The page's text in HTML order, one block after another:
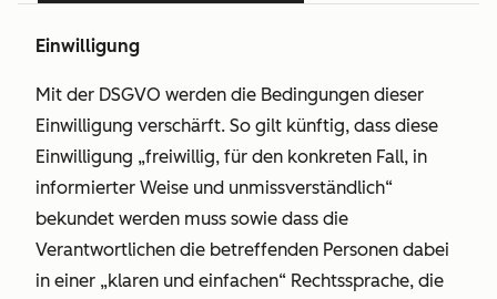
Einwilligung
Mit der DSGVO werden die Bedingungen dieser
Einwilligung verschärft. So gilt künftig, dass diese
Einwilligung „freiwillig, für den konkreten Fall, in
informierter Weise und unmissverständlich“
bekundet werden muss sowie dass die
Verantwortlichen die betreffenden Personen dabei
in einer „klaren und einfachen“ Rechtssprache, die